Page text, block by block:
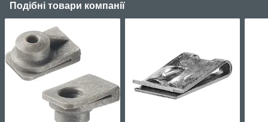
Подібні товари компанії